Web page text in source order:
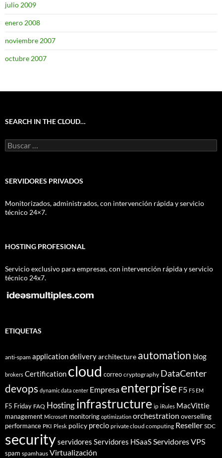
julio 2009
enero 2008
noviembre 2007
octubre 2007
SEARCH IN THE CLOUD…
Buscar:
SERVIDORES PRIVADOS
Monitorizados, administrados, con intervención rápida y servicio
técnico 24×7.
HOSTING PROFESIONAL
Servicio exclusivo para empresas, con intervención rápida y servicio
técnico 24x7.
ETIQUETAS
anti-spam application deliveryarchitecture automation blog
brokers Certification cloud correo cryptography DataCenter
devops dynamic data center Empresa enterprise F5 F5 EM
F5 Friday FAQ Hostinginfrastructure ip iRules MacVittie
management Microsoft monitoring optimization orchestration overselling
performance PKI Plesk policy precio private cloud computing Reseller SDC
securityservidores Servidores HSaaSServidores VPS
spam spamhaus Virtualización